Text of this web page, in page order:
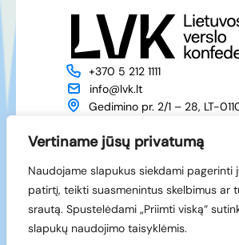
Vertiname jūsų privatumą
Naudojame slapukus siekdami pagerinti
patirtį, teikti suasmenintus skelbimus ar
srautą. Spustelėdami „Priimti viską“
slapukų naudojimo taisyklėmis.
+370 5 212 1111
info@lvk.lt
Gedimino pr. 2/1 – 28, LT-
Naujienos
Narystė
Renginiai
Facebook
LinkedIn
© 1994-2026 LVK